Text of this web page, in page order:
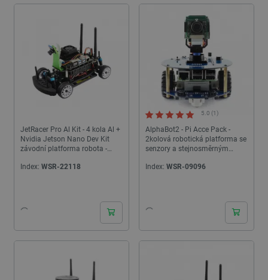
JetRacer Pro Al Kit - 4 kola Al +
Nvidia Jetson Nano Dev Kit
závodní platforma robota -
Index: WSR-22118
AlphaBot2 - Pi Acce Pack -
2kolová robotická platforma se
senzory a stejnosměrným
Raspberry Pi -
5.0 (1)
Index: WSR-09096